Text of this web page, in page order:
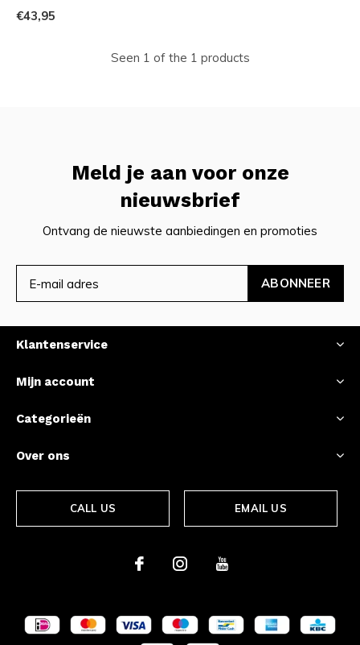
€43,95
Seen 1 of the 1 products
Meld je aan voor onze
nieuwsbrief
Ontvang de nieuwste aanbiedingen en promoties
ABONNEER
Klantenservice
Mijn account
Categorieën
Over ons
CALL US EMAIL US